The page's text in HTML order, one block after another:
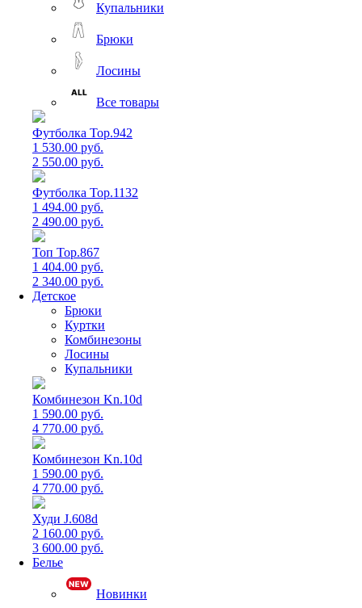
Купальники
Брюки
Лосины
Все товары
Футболка Top.942
1 530.00 руб.
2 550.00 руб.
Футболка Top.1132
1 494.00 руб.
2 490.00 руб.
Топ Top.867
1 404.00 руб.
2 340.00 руб.
Детское
Брюки
Куртки
Комбинезоны
Лосины
Купальники
Комбинезон Kn.10d
1 590.00 руб.
4 770.00 руб.
Комбинезон Kn.10d
1 590.00 руб.
4 770.00 руб.
Худи J.608d
2 160.00 руб.
3 600.00 руб.
Белье
Новинки